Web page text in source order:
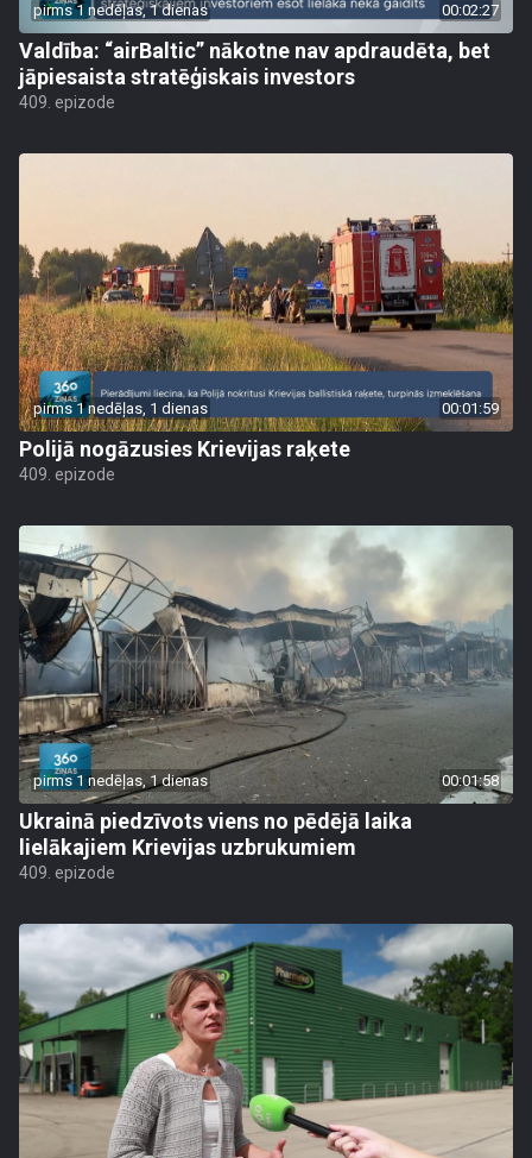
pirms 1 nedēļas, 1 dienas 00:02:27
Valdība: “airBaltic” nākotne nav apdraudēta, bet
jāpiesaista stratēģiskais investors
409. epizode
pirms 1 nedēļas, 1 dienas 00:01:59
Polijā nogāzusies Krievijas raķete
409. epizode
pirms 1 nedēļas, 1 dienas 00:01:58
Ukrainā piedzīvots viens no pēdējā laika
lielākajiem Krievijas uzbrukumiem
409. epizode